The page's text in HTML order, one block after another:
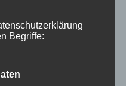
Bekanntmachu
Begriffe: